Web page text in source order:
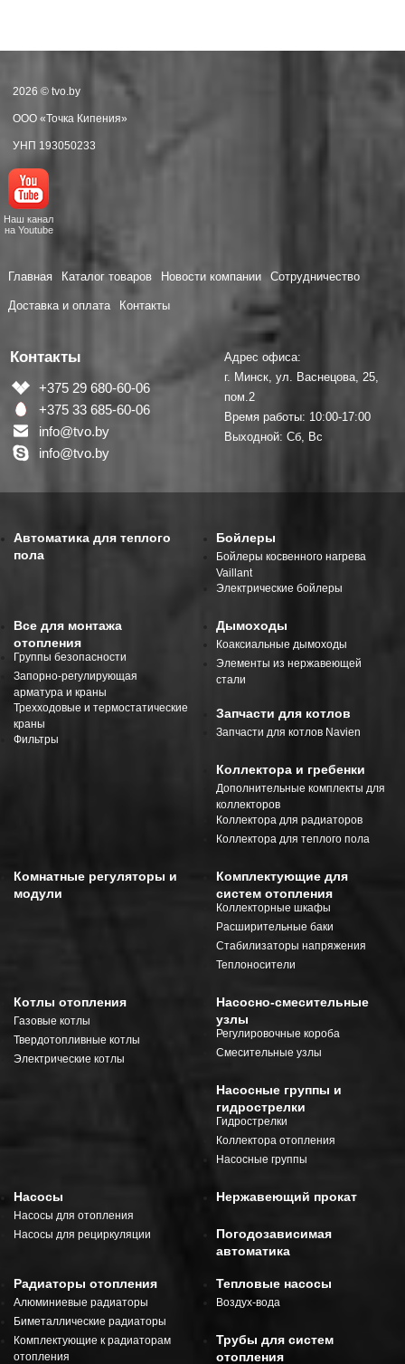
2026 © tvo.by
ООО «Точка Кипения»
УНП 193050233
Наш канал
на Youtube
Главная Каталог товаров Новости компании Сотрудничество
Доставка и оплата Контакты
Контакты
+375 29 680-60-06
+375 33 685-60-06
info@tvo.by
info@tvo.by
Адрес офиса:
г. Минск, ул. Васнецова, 25,
пом.2
Время работы: 10:00-17:00
Выходной: Сб, Вс
Автоматика для теплого
пола
Бойлеры
Бойлеры косвенного нагрева
Vaillant
Электрические бойлеры
Все для монтажа
отопления
Группы безопасности
Запорно-регулирующая
арматура и краны
Трехходовые и термостатические
краны
Фильтры
Дымоходы
Коаксиальные дымоходы
Элементы из нержавеющей
стали
Запчасти для котлов
Запчасти для котлов Navien
Коллектора и гребенки
Дополнительные комплекты для
коллекторов
Коллектора для радиаторов
Коллектора для теплого пола
Комнатные регуляторы и
модули
Комплектующие для
систем отопления
Коллекторные шкафы
Расширительные баки
Стабилизаторы напряжения
Теплоносители
Котлы отопления
Газовые котлы
Твердотопливные котлы
Электрические котлы
Насосно-смесительные
узлы
Регулировочные короба
Смесительные узлы
Насосные группы и
гидрострелки
Гидрострелки
Коллектора отопления
Насосные группы
Насосы
Насосы для отопления
Насосы для рециркуляции
Нержавеющий прокат
Погодозависимая
автоматика
Радиаторы отопления
Алюминиевые радиаторы
Биметаллические радиаторы
Комплектующие к радиаторам
отопления
Тепловые насосы
Воздух-вода
Трубы для систем
отопления